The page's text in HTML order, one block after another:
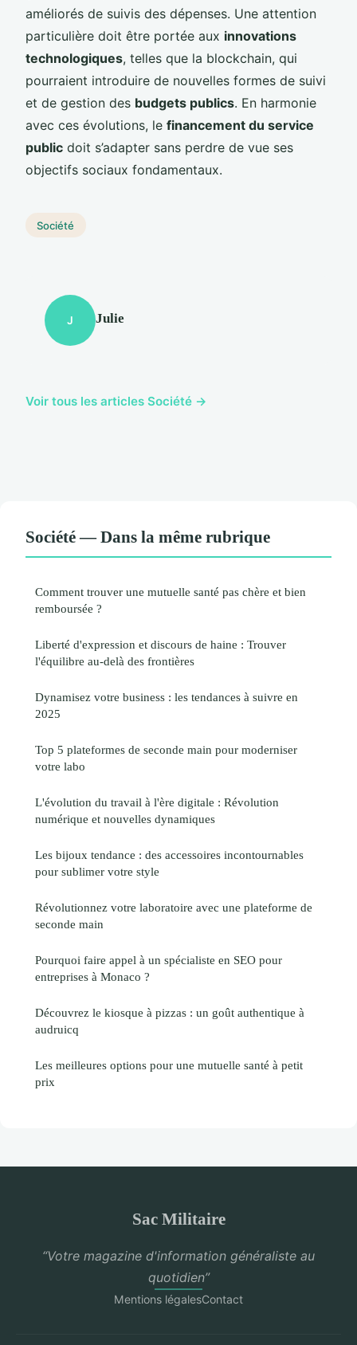
améliorés de suivis des dépenses. Une attention
particulière doit être portée aux innovations
technologiques, telles que la blockchain, qui
pourraient introduire de nouvelles formes de suivi
et de gestion des budgets publics. En harmonie
avec ces évolutions, le financement du service
public doit s’adapter sans perdre de vue ses
objectifs sociaux fondamentaux.
Société
J Julie
Voir tous les articles Société →
Société — Dans la même rubrique
Comment trouver une mutuelle santé pas chère et bien
remboursée ?
Liberté d'expression et discours de haine : Trouver
l'équilibre au-delà des frontières
Dynamisez votre business : les tendances à suivre en
2025
Top 5 plateformes de seconde main pour moderniser
votre labo
L'évolution du travail à l'ère digitale : Révolution
numérique et nouvelles dynamiques
Les bijoux tendance : des accessoires incontournables
pour sublimer votre style
Révolutionnez votre laboratoire avec une plateforme de
seconde main
Pourquoi faire appel à un spécialiste en SEO pour
entreprises à Monaco ?
Découvrez le kiosque à pizzas : un goût authentique à
audruicq
Les meilleures options pour une mutuelle santé à petit
prix
Sac Militaire
“Votre magazine d'information généraliste au
quotidien”
Mentions légalesContact